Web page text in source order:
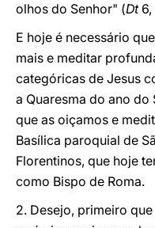
olhos do Senhor" (Dt6,
E hoje é necessário
mais e meditar
categóricas de Jesus
a Quaresma do ano do
que as oiçamos e
Basílica paroquial de
Florentinos, que hoje
como Bispo de Roma.
2. Desejo, primeiro